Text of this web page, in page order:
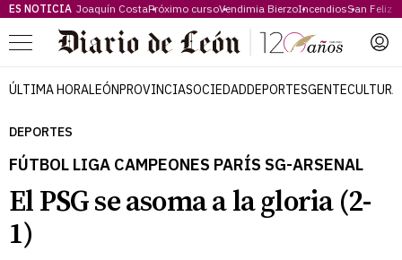
ES NOTICIA Joaquín CostaPróximo cursoVendimia BierzoIncendiosSan Feliz
Menú
ÚLTIMA HORALEÓNPROVINCIASOCIEDADDEPORTESGENTECULTURA
DEPORTES
FÚTBOL LIGA CAMPEONES PARÍS SG-ARSENAL
El PSG se asoma a la gloria (2-
1)